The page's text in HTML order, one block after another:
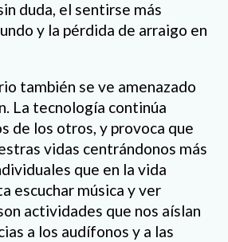
duda, el sentirse más
y la pérdida de arraigo en
también se ve amenazado
La tecnología continúa
de los otros, y provoca que
vidas centrándonos más
que en la vida
escuchar música y ver
actividades que nos aíslan
a los audífonos y a las